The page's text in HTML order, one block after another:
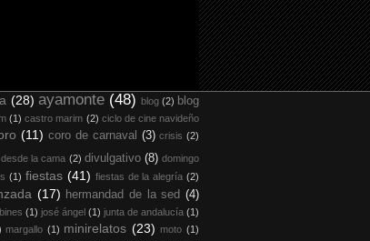
(28) ayamonte (48) blog (2) blog
(1) castro marim (2) ciclo de cine navideño
(11) coro de carnaval (3) crisis (2)
desde la cama (2) divulgativo (8) domingo
(1) fiestas (41) fiestas de la alegría (2)
(17) hermandad de la sed (4)
(1) josé ángel (1) junta de andalucía (1)
margallo (1) minirelatos (23) moto (1)